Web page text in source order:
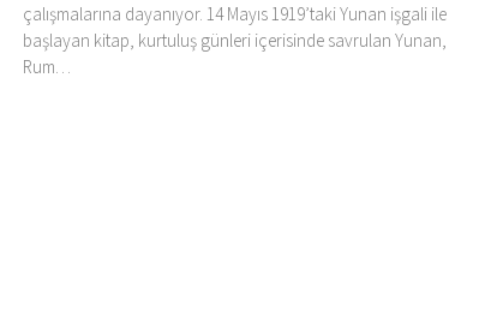
çalışmalarına dayanıyor. 14 Mayıs 1919’taki Yunan işgali ile
başlayan kitap, kurtuluş günleri içerisinde savrulan Yunan,
Rum…